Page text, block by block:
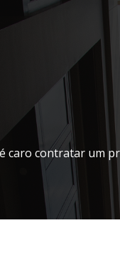
caro contratar um